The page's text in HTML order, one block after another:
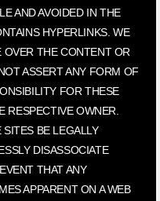
AND AVOIDED IN THE
HYPERLINKS. WE
OVER THE CONTENT OR
ASSERT ANY FORM OF
FOR THESE
RESPECTIVE OWNER.
BE LEGALLY
DISASSOCIATE
THAT ANY
APPARENT ON A WEB